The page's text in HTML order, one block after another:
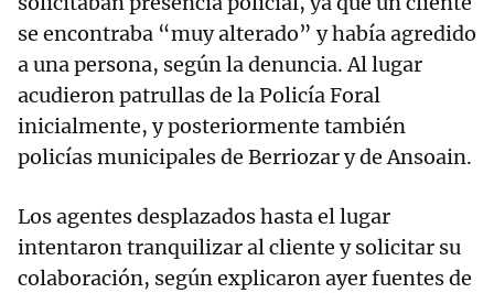
se encontraba “muy alterado” y había agredido
a una persona, según la denuncia. Al lugar
acudieron patrullas de la Policía Foral
inicialmente, y posteriormente también
policías municipales de Berriozar y de Ansoain.
Los agentes desplazados hasta el lugar
intentaron tranquilizar al cliente y solicitar su
colaboración, según explicaron ayer fuentes de